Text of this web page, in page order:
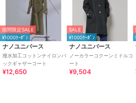
は注意書きをよくお読みいただきご使用く
（特に湿った状態での摩擦）や、汗や雨な
下着（特に白）物に色移りする場合があり
い。クリーニングの際は、多少色落ちする
るだけ単品洗いをおすすめします。また、
とがありますので、すみやかに処理（脱水
たします。以上の点を十分ご留意の上、お
期間限定SALE
¥1000ｸｰﾎﾟﾝ
ナノユニバース
撥水加工コットンナイロンバ
ックギャザーコート
¥12,650
SALE
¥1000ｸｰﾎﾟﾝ
ナノユニバース
ノーカラーコクーンミドルコ
ート
¥9,504